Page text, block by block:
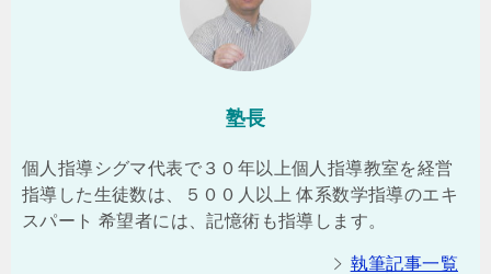
塾長
個人指導シグマ代表で３０年以上個人指導教室を経営
指導した生徒数は、５００人以上 体系数学指導のエキ
スパート 希望者には、記憶術も指導します。
執筆記事一覧